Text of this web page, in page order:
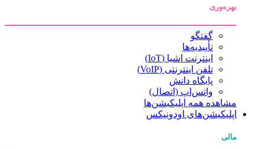
بهره‌وری
گفتگو
تأییدیه‌ها
اینترنت اشیا (IoT)
تلفن اینترنتی (VoIP)
پایگاه دانش
واتس‌اپ (اتصال)
مشاهده همه اپلیکیشن‌ها
اپلیکیشن‌های اودونیکس
مالی